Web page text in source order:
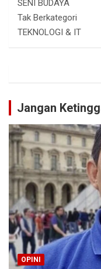
SENI BUDAYA
Tak Berkategori
TEKNOLOGI & IT
Jangan
OPINI